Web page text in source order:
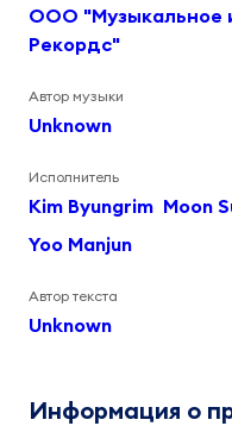
ООО "Музыкальное
Рекордс"
Автор музыки
Unknown
Исполнитель
Kim Byungrim Moon
Yoo Manjun
Автор текста
Unknown
Информация о